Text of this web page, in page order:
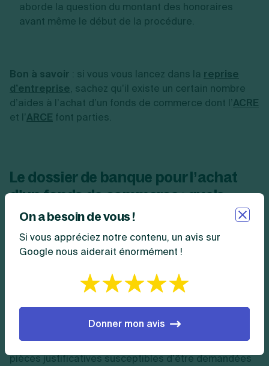
aborde la question du montant des honoraires
avant même le début de la procédure.
Bon à savoir : si vous vous lancez dans la reprise
d’entreprise, sachez qu’il existe un certain nombre
d’aides à l’achat d’un fonds de commerce dont l’ACRE
et l’ARCE font parties.
Le dossier de banque pour l’achat
d’un fonds de commerce : quels
documents ?
Généralement, l’acheteur du fonds de commerce doit
avoir recours à l’empruntpour financer son projet.
Cependant, pour qu’une banque accepte de lui prêter
de l’argent, l’acheteur doit lui fournir un
La tableau ci-dessous récapitule l’ensemble des
pièces justificatives susceptibles d’être demandées
On a besoin de vous !
Si vous appréciez notre contenu, un avis sur
Google nous aiderait énormément !
Donner mon avis